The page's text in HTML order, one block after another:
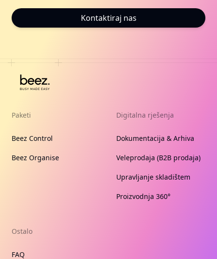
Kontaktiraj nas
Paketi
Beez Control
Beez Organise
Digitalna rješenja
Dokumentacija & Arhiva
Veleprodaja (B2B prodaja)
Upravljanje skladištem
Proizvodnja 360°
Ostalo
FAQ